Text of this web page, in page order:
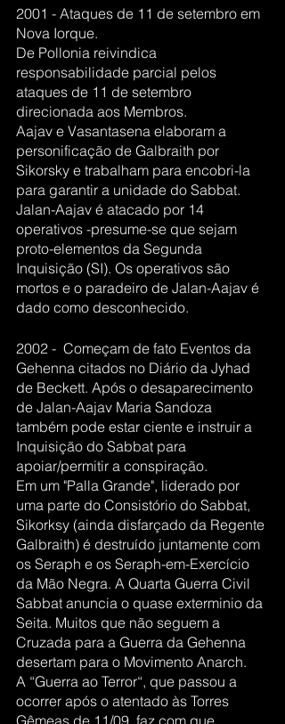
2001 - Ataques de 11 de setembro em
Nova Iorque.
De Pollonia reivindica
responsabilidade parcial pelos
ataques de 11 de setembro
direcionada aos Membros.
Aajav e Vasantasena elaboram a
personificação de Galbraith por
Sikorsky e trabalham para encobri-la
para garantir a unidade do Sabbat.
Jalan-Aajav é atacado por 14
operativos -presume-se que sejam
proto-elementos da Segunda
Inquisição (SI). Os operativos são
mortos e o paradeiro de Jalan-Aajav é
dado como desconhecido.
2002 -  Começam de fato Eventos da
Gehenna citados no Diário da Jyhad
de Beckett. Após o desaparecimento
de Jalan-Aajav Maria Sandoza
também pode estar ciente e instruir a
Inquisição do Sabbat para
apoiar/permitir a conspiração.
Em um "Palla Grande", liderado por
uma parte do Consistório do Sabbat,
Sikorksy (ainda disfarçado da Regente
Galbraith) é destruído juntamente com
os Seraph e os Seraph-em-Exercício
da Mão Negra. A Quarta Guerra Civil
Sabbat anuncia o quase exterminio da
Seita. Muitos que não seguem a
Cruzada para a Guerra da Gehenna
desertam para o Movimento Anarch.
A “Guerra ao Terror“, que passou a
ocorrer após o atentado às Torres